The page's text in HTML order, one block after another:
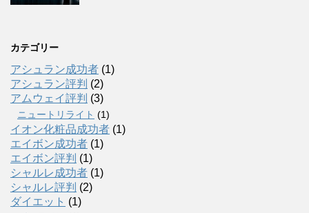
カテゴリー
アシュラン成功者 (1)
アシュラン評判 (2)
アムウェイ評判 (3)
ニュートリライト (1)
イオン化粧品成功者 (1)
エイボン成功者 (1)
エイボン評判 (1)
シャルレ成功者 (1)
シャルレ評判 (2)
ダイエット (1)